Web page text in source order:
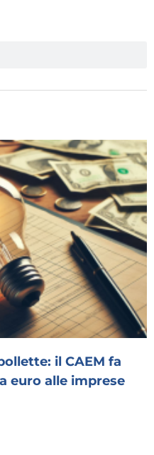
il CAEM fa
euro alle imprese